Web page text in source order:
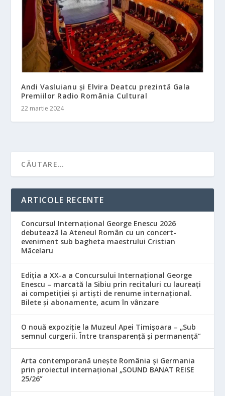
Andi Vasluianu și Elvira Deatcu prezintă Gala
Premiilor Radio România Cultural
22 martie 2024
ARTICOLE RECENTE
Concursul Internațional George Enescu 2026
debutează la Ateneul Român cu un concert-
eveniment sub bagheta maestrului Cristian
Măcelaru
Ediția a XX-a a Concursului Internațional George
Enescu – marcată la Sibiu prin recitaluri cu laureați
ai competiției și artiști de renume internațional.
Bilete și abonamente, acum în vânzare
O nouă expoziție la Muzeul Apei Timișoara – „Sub
semnul curgerii. Între transparență și permanență”
Arta contemporană unește România și Germania
prin proiectul internațional „SOUND BANAT REISE
25/26”